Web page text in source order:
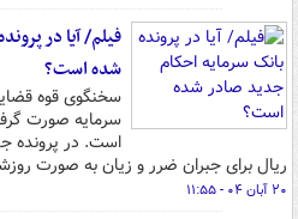
فیلم/ آیا در
شده است؟
سخنگوی قوه
سرمایه صورت
ریال برای جبران ضرر و زیان به صورت
۲۰ آبان ۰۴ - ۱۱:۵۵